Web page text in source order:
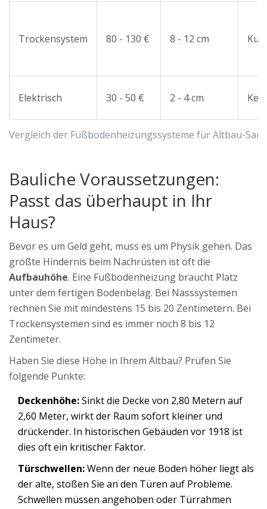
Vergleich der Fußbodenheizungssysteme für Altbau-
Trockensystem 80 - 130 € 8 - 12 cm
Elektrisch 30 - 50 € 2 - 4 cm
Bauliche Voraussetzungen:
Passt das überhaupt in Ihr
Haus?
Bevor es um Geld geht, muss es um Physik gehen. Das
größte Hindernis beim Nachrüsten ist oft die
Aufbauhöhe. Eine Fußbodenheizung braucht Platz
unter dem fertigen Bodenbelag. Bei Nasssystemen
rechnen Sie mit mindestens 15 bis 20 Zentimetern. Bei
Trockensystemen sind es immer noch 8 bis 12
Zentimeter.
Haben Sie diese Höhe in Ihrem Altbau? Prüfen Sie
folgende Punkte:
Deckenhöhe:Sinkt die Decke von 2,80 Metern auf
2,60 Meter, wirkt der Raum sofort kleiner und
drückender. In historischen Gebäuden vor 1918 ist
dies oft ein kritischer Faktor.
Türschwellen:Wenn der neue Boden höher liegt als
der alte, stoßen Sie an den Türen auf Probleme.
Schwellen müssen angehoben oder Türrahmen